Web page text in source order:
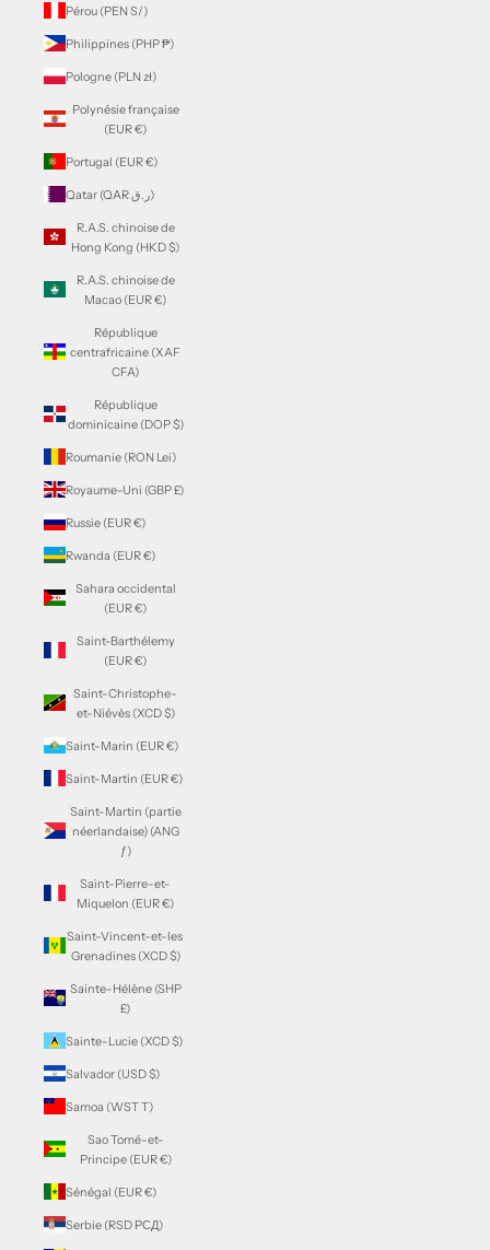
Pérou (PEN S/)
Philippines (PHP ₱)
Pologne (PLN zł)
Polynésie française
(EUR €)
Portugal (EUR €)
Qatar (QAR ر.ق)
R.A.S. chinoise de
Hong Kong (HKD $)
R.A.S. chinoise de
Macao (EUR €)
République
centrafricaine (XAF
CFA)
République
dominicaine (DOP $)
Roumanie (RON Lei)
Royaume-Uni (GBP £)
Russie (EUR €)
Rwanda (EUR €)
Sahara occidental
(EUR €)
Saint-Barthélemy
(EUR €)
Saint-Christophe-
et-Niévès (XCD $)
Saint-Marin (EUR €)
Saint-Martin (EUR €)
Saint-Martin (partie
néerlandaise) (ANG
ƒ)
Saint-Pierre-et-
Miquelon (EUR €)
Saint-Vincent-et-les
Grenadines (XCD $)
Sainte-Hélène (SHP
£)
Sainte-Lucie (XCD $)
Salvador (USD $)
Samoa (WST T)
Sao Tomé-et-
Principe (EUR €)
Sénégal (EUR €)
Serbie (RSD РСД)